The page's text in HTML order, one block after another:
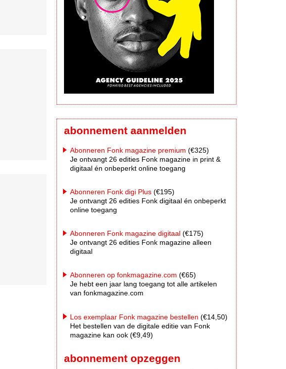
abonnement aanmelden
Abonneren Fonk magazine premium (€325)
Je ontvangt 26 edities Fonk magazine in print &
digitaal én onbeperkt online toegang
Abonneren Fonk digi Plus (€195)
Je ontvangt 26 edities Fonk digitaal én onbeperkt
online toegang
Abonneren Fonk magazine digitaal (€175)
Je ontvangt 26 edities Fonk magazine alleen
digitaal
Abonneren op fonkmagazine.com (€65)
Je hebt een jaar lang toegang tot alle artikelen
van fonkmagazine.com
Los exemplaar Fonk magazine bestellen (€14,50)
Het bestellen van de digitale editie van Fonk
magazine kan ook (€9,49)
abonnement opzeggen